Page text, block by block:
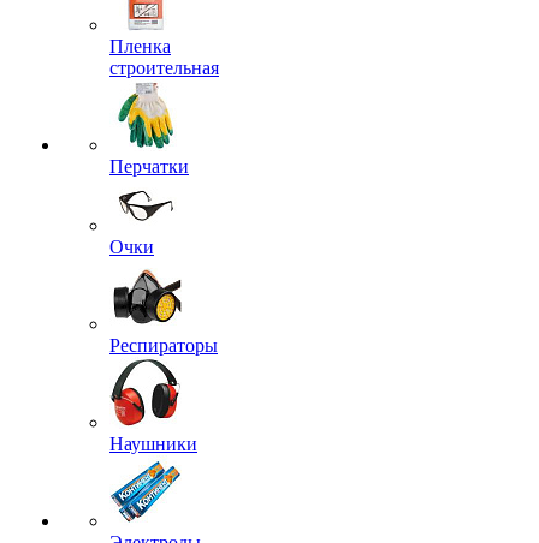
Пленка
строительная
Перчатки
Очки
Респираторы
Наушники